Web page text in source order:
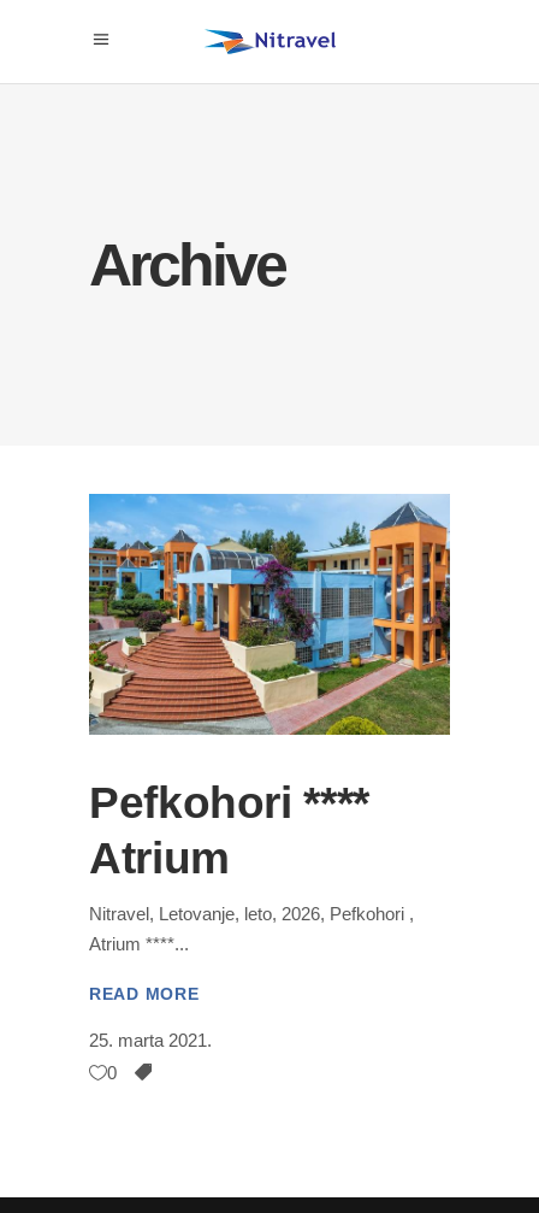
Archive
Pefkohori ****
Atrium
Nitravel, Letovanje, leto, 2026, Pefkohori ,
Atrium ****
READ MORE
25. marta 2021.
0